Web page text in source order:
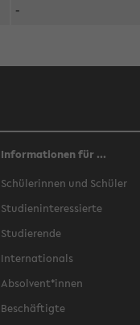
-
Informationen für ...
Schülerinnen und Schüler
Studieninteressierte
Studierende
Internationals
Absolvent*innen
Beschäftigte